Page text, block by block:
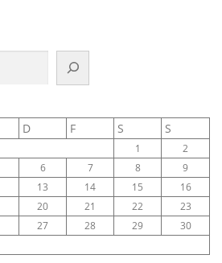
D F S S
1
2
6 7 8
9
13 14 15
16
20 21 22
23
27 28 29
30